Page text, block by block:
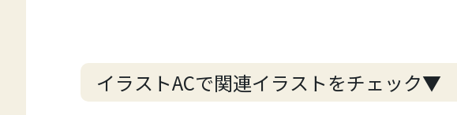
イラストACで関連イラストをチェック▼